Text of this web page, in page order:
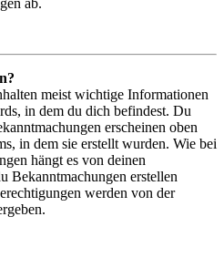
ab.
meist wichtige Informationen
in dem du dich befindest. Du
erscheinen oben
in dem sie erstellt wurden. Wie bei
hängt es von deinen
Bekanntmachungen erstellen
werden von der